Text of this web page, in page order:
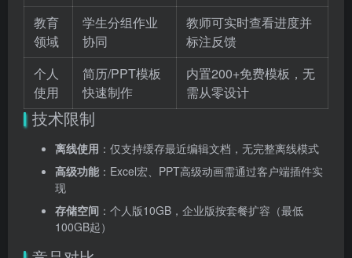
教育
领域
学生分组作业
协同
教师可实时查看进度并
标注反馈
个人
使用
简历/PPT模板
快速制作
内置200+免费模板，无
需从零设计
技术限制
离线使用 ：仅支持缓存最近编辑文档，无完整离线模式
高级功能：Excel宏、PPT高级动画需通过客户端插件实
现
存储空间 ：个人版10GB，企业版按套餐扩容（最低
100GB起）